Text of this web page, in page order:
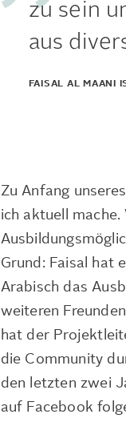
zu sein
aus
FAISAL AL MAANI
Zu Anfang
ich aktuell
Grund: Faisal hat
Arabisch das
weiteren
hat der
die Community
den letzten zwei
auf Facebook